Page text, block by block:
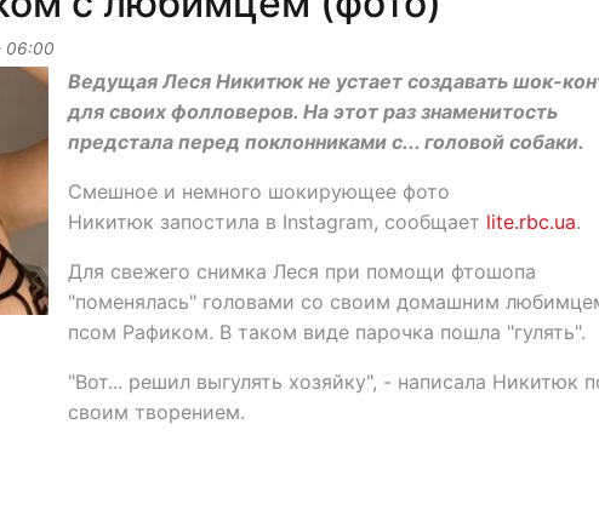
06:00
Ведущая Леся Никитюк не устает создавать шок-
для своих фолловеров. На этот раз знаменитость
предстала перед поклонниками с... головой собаки.
Смешное и немного шокирующее фото
Никитюк запостила в Instagram, сообщает lite.rbc.ua.
Для свежего снимка Леся при помощи фтошопа
"поменялась" головами со своим домашним
псом Рафиком. В таком виде парочка пошла "гулять".
"Вот... решил выгулять хозяйку", - написала Никитюк
своим творением.